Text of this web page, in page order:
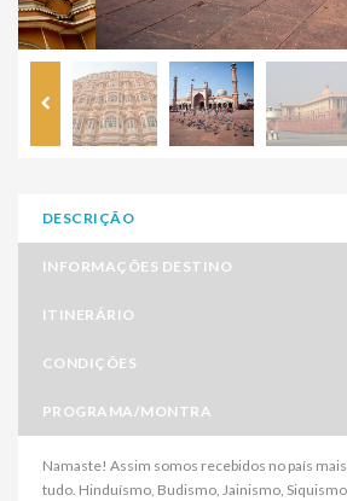
DESCRIÇÃO
INFORMAÇÕES DESTINO
ITINERÁRIO
CONDIÇÕES
PROGRAMA/MONTRA
Namaste! Assim somos recebidos no país
tudo. Hinduísmo, Budismo, Jainismo,